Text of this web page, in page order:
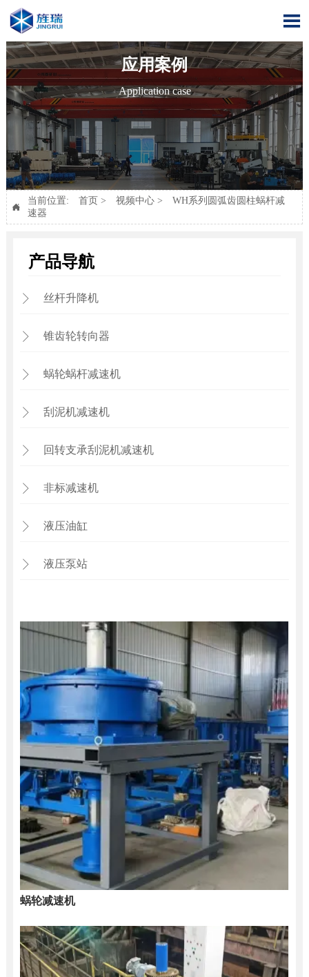

应用案例
Application case

当前位置: 首页 > 视频中心>
WH系列圆弧齿圆柱蜗杆减
速器
产品导航
 丝杆升降机
 锥齿轮转向器
 蜗轮蜗杆减速机
 刮泥机减速机
 回转支承刮泥机减速机
 非标减速机
 液压油缸
 液压泵站
蜗轮减速机